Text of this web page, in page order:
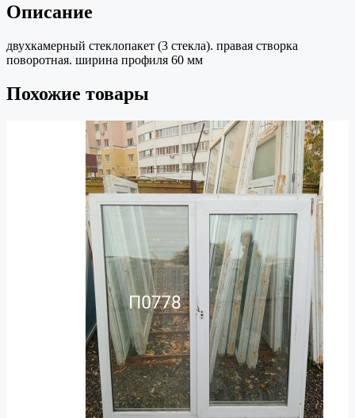
Описание
двухкамерный стеклопакет (3 стекла). правая створка
поворотная. ширина профиля 60 мм
Похожие товары